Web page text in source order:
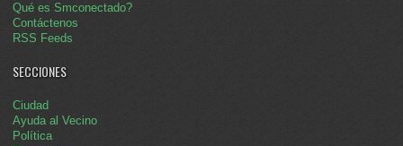
Qué es Smconectado?
Contáctenos
RSS Feeds
SECCIONES
Ciudad
Ayuda al Vecino
Política